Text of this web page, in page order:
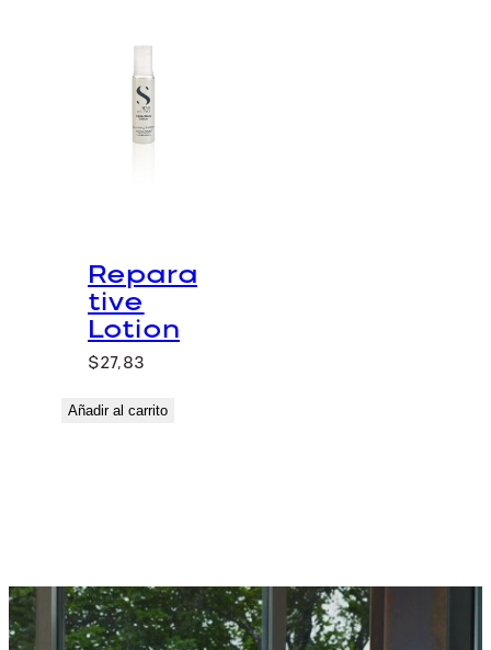
Repara
tive
Lotion
$27,83
Añadir al carrito